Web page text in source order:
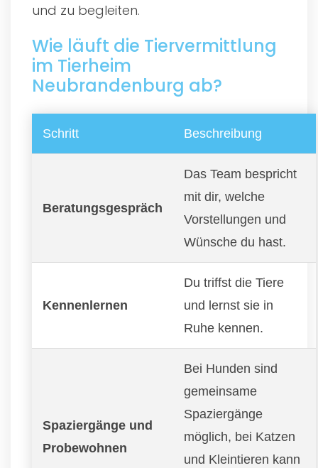
und zu begleiten.
Wie läuft die Tiervermittlung
im Tierheim
Neubrandenburg ab?
Schritt Beschreibung
Beratungsgespräch
Das Team bespricht
mit dir, welche
Vorstellungen und
Wünsche du hast.
Kennenlernen
Du triffst die Tiere
und lernst sie in
Ruhe kennen.
Spaziergänge und
Probewohnen
Bei Hunden sind
gemeinsame
Spaziergänge
möglich, bei Katzen
und Kleintieren kann